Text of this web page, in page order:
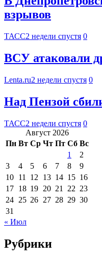
взрывов
ТАСС2 недели спустя 0
ВСУ атаковали
Lenta.ru2 недели спустя 0
Над Пензой
ТАСС2 недели спустя 0
Август 2026
Пн Вт Ср Чт Пт Сб Вс
1
2
3
4 5 6 7 8
9
10 11 12 13 14 15 16
17 18 19 20 21 22 23
24 25 26 27 28 29 30
31
« Июл
Рубрики